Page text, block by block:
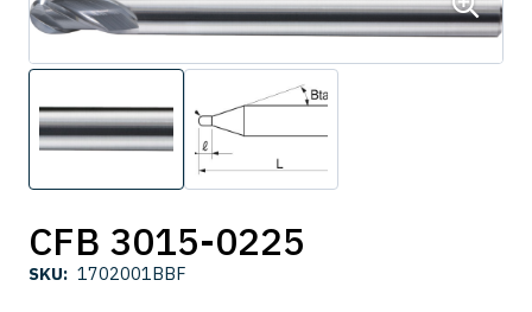
CFB 3015-0225
SKU: 1702001BBF